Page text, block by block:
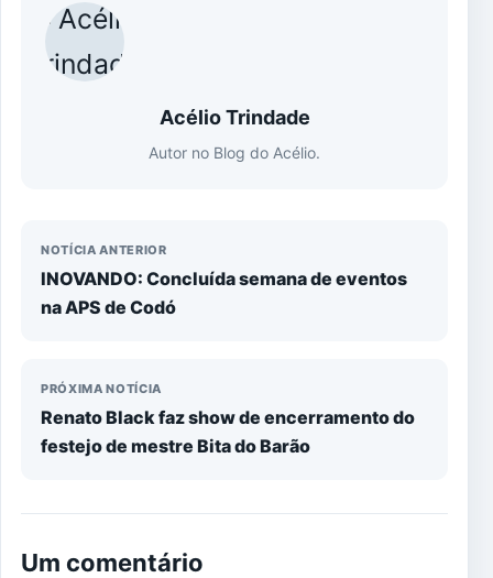
Acélio Trindade
Autor no Blog do Acélio.
NOTÍCIA ANTERIOR
INOVANDO: Concluída semana de eventos
na APS de Codó
PRÓXIMA NOTÍCIA
Renato Black faz show de encerramento do
festejo de mestre Bita do Barão
Um comentário